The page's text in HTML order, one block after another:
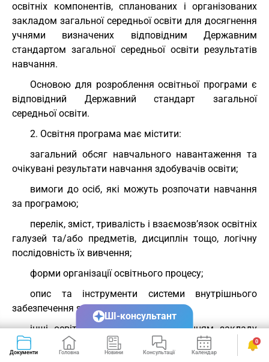
освітніх компонентів, спланованих і організованих
закладом загальної середньої освіти для досягнення
учнями визначених відповідним Державним
стандартом загальної середньої освіти результатів
навчання.
Основою для розроблення освітньої програми є
відповідний Державний стандарт загальної
середньої освіти.
2. Освітня програма має містити:
загальний обсяг навчального навантаження та
очікувані результати навчання здобувачів освіти;
вимоги до осіб, які можуть розпочати навчання
за програмою;
перелік, зміст, тривалість і взаємозв’язок освітніх
галузей та/або предметів, дисциплін тощо, логічну
послідовність їх вивчення;
форми організації освітнього процесу;
опис та інструменти системи внутрішнього
забезпечення якості освіти;
інші освітні компоненти (за рішенням закладу
загальної середньої освіти).
Документи Головна Новини Консультації Календар Сервіси
0
ШІ-консультант